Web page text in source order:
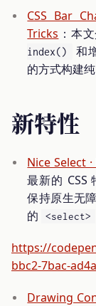
CSS Bar
Tricks ：本
index()
和
的方式构建纯
新特性
Nice Select
最新的 CSS
保持原生无
的
<select>
https://
bbc2-7bac-
Drawing